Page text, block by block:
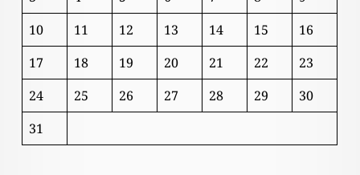
10
11 12 13 14 15
16
17
18 19 20 21 22
23
24
25 26 27 28 29
30
31